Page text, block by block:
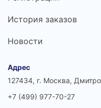
История заказов
Новости
Адрес
127434, г. Москва,
+7 (499) 977-70-27